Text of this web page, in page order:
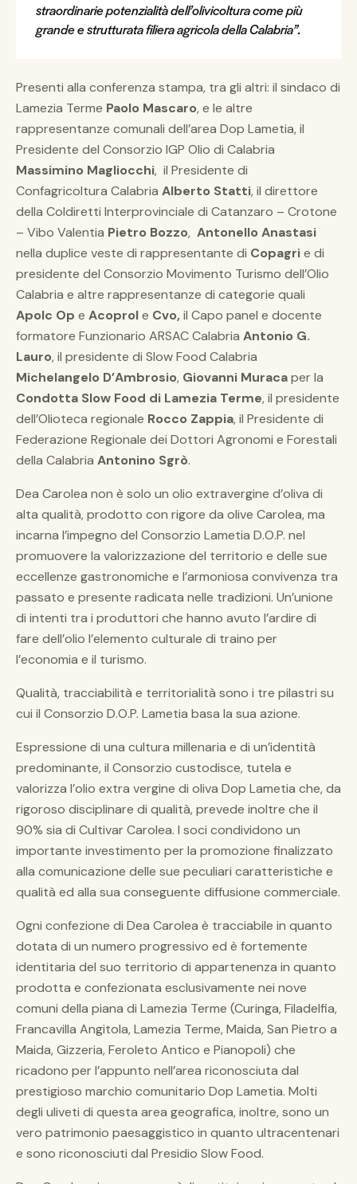
straordinarie potenzialità dell’olivicoltura come più
grande e strutturata filiera agricola della Calabria”.
Presenti alla conferenza stampa, tra gli altri: il sindaco di
Lamezia Terme Paolo Mascaro, e le altre
rappresentanze comunali dell’area Dop Lametia, il
Presidente del Consorzio IGP Olio di Calabria
Massimino Magliocchi, il Presidente di
Confagricoltura Calabria Alberto Statti, il direttore
della Coldiretti Interprovinciale di Catanzaro – Crotone
– Vibo Valentia Pietro Bozzo, Antonello Anastasi
nella duplice veste di rappresentante di Copagrie di
presidente del Consorzio Movimento Turismo dell’Olio
Calabria e altre rappresentanze di categorie quali
Apolc Op e Acoprole Cvo,il Capo panel e docente
formatore Funzionario ARSAC Calabria Antonio G.
Lauro, il presidente di Slow Food Calabria
Michelangelo D’Ambrosio, Giovanni Muracaper la
Condotta Slow Food di Lamezia Terme, il presidente
dell’Olioteca regionale Rocco Zappia, il Presidente di
Federazione Regionale dei Dottori Agronomi e Forestali
della Calabria Antonino Sgrò.
Dea Carolea non è solo un olio extravergine d’oliva di
alta qualità, prodotto con rigore da olive Carolea, ma
incarna l’impegno del Consorzio Lametia D.O.P. nel
promuovere la valorizzazione del territorio e delle sue
eccellenze gastronomiche e l’armoniosa convivenza tra
passato e presente radicata nelle tradizioni. Un’unione
di intenti tra i produttori che hanno avuto l’ardire di
fare dell’olio l’elemento culturale di traino per
l’economia e il turismo.
Qualità, tracciabilità e territorialità sono i tre pilastri su
cui il Consorzio D.O.P. Lametia basa la sua azione.
Espressione di una cultura millenaria e di un’identità
predominante, il Consorzio custodisce, tutela e
valorizza l’olio extra vergine di oliva Dop Lametia che, da
rigoroso disciplinare di qualità, prevede inoltre che il
90% sia di Cultivar Carolea. I soci condividono un
importante investimento per la promozione finalizzato
alla comunicazione delle sue peculiari caratteristiche e
qualità ed alla sua conseguente diffusione commerciale.
Ogni confezione di Dea Carolea è tracciabile in quanto
dotata di un numero progressivo ed è fortemente
identitaria del suo territorio di appartenenza in quanto
prodotta e confezionata esclusivamente nei nove
comuni della piana di Lamezia Terme (Curinga, Filadelfia,
Francavilla Angitola, Lamezia Terme, Maida, San Pietro a
Maida, Gizzeria, Feroleto Antico e Pianopoli) che
ricadono per l’appunto nell’area riconosciuta dal
prestigioso marchio comunitario Dop Lametia. Molti
degli uliveti di questa area geografica, inoltre, sono un
vero patrimonio paesaggistico in quanto ultracentenari
e sono riconosciuti dal Presidio Slow Food.